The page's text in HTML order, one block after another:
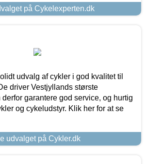
på Cykelexperten.dk
udvalg af cykler i god kvalitet til
driver Vestjyllands største
garantere god service, og hurtig
og cykeludstyr. Klik her for at se
udvalget på Cykler.dk